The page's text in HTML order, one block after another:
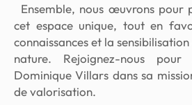
Ensemble, nous œuvrons pour
cet espace unique, tout en
connaissances et la
nature. Rejoignez-nous
Dominique Villars dans sa
de valorisation.